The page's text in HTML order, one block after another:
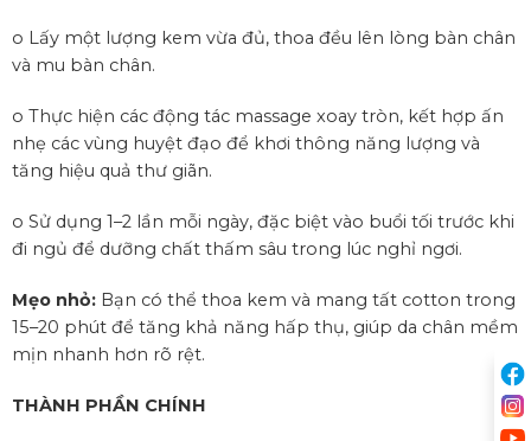
o Lấy một lượng kem vừa đủ, thoa đều lên lòng bàn chân
và mu bàn chân.
o Thực hiện các động tác massage xoay tròn, kết hợp ấn
nhẹ các vùng huyệt đạo để khơi thông năng lượng và
tăng hiệu quả thư giãn.
o Sử dụng 1–2 lần mỗi ngày, đặc biệt vào buổi tối trước khi
đi ngủ để dưỡng chất thấm sâu trong lúc nghỉ ngơi.
Mẹo nhỏ: Bạn có thể thoa kem và mang tất cotton trong
15–20 phút để tăng khả năng hấp thụ, giúp da chân mềm
mịn nhanh hơn rõ rệt.
THÀNH PHẦN CHÍNH